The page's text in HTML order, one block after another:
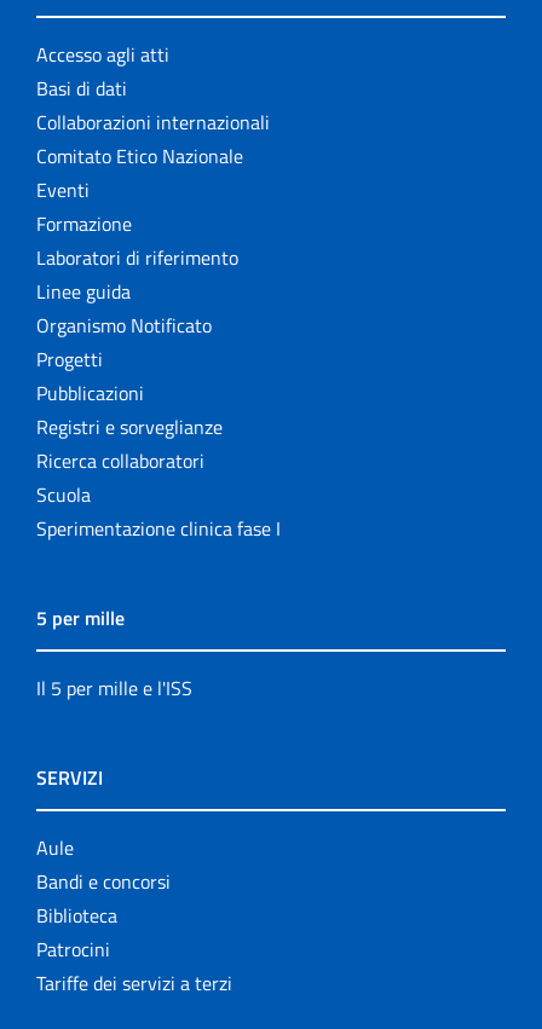
Accesso agli atti
Basi di dati
Collaborazioni internazionali
Comitato Etico Nazionale
Eventi
Formazione
Laboratori di riferimento
Linee guida
Organismo Notificato
Progetti
Pubblicazioni
Registri e sorveglianze
Ricerca collaboratori
Scuola
Sperimentazione clinica fase I
5 per mille
Il 5 per mille e l'ISS
SERVIZI
Aule
Bandi e concorsi
Biblioteca
Patrocini
Tariffe dei servizi a terzi